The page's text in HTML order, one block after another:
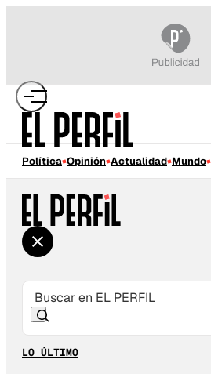
Política Opinión Actualidad Mundo
LO ÚLTIMO